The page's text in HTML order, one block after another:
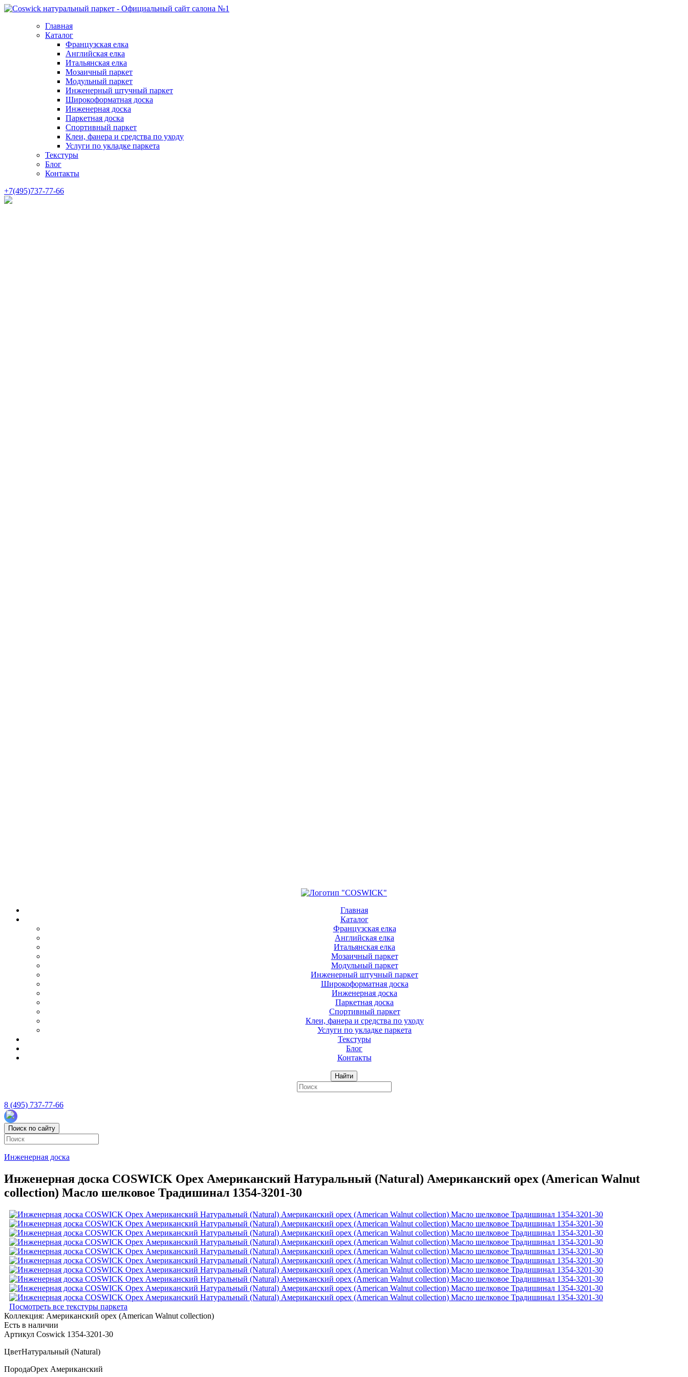
Главная
Каталог
Французская елка
Английская елка
Итальянская елка
Мозаичный паркет
Модульный паркет
Инженерный штучный паркет
Широкоформатная доска
Инженерная доска
Паркетная доска
Спортивный паркет
Клеи, фанера и средства по уходу
Услуги по укладке паркета
Текстуры
Блог
Контакты
+7(495)737-77-66
Главная
Каталог
Французская елка
Английская елка
Итальянская елка
Мозаичный паркет
Модульный паркет
Инженерный штучный паркет
Широкоформатная доска
Инженерная доска
Паркетная доска
Спортивный паркет
Клеи, фанера и средства по уходу
Услуги по укладке паркета
Текстуры
Блог
Контакты
Найти
8 (495) 737-77-66
Поиск по сайту
Инженерная доска
Инженерная доска COSWICK Орех Американский Натуральный (Natural) Американский орех (American Walnut
collection) Масло шелковое Традишинал 1354-3201-30
Посмотреть все текстуры паркета
Коллекция: Американский орех (American Walnut collection)
Есть в наличии
Артикул Coswick 1354-3201-30
ЦветНатуральный (Natural)
ПородаОрех Американский